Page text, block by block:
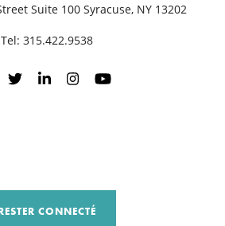
Suite 100 Syracuse, NY 13202
Tel: 315.422.9538
CONNECTÉ